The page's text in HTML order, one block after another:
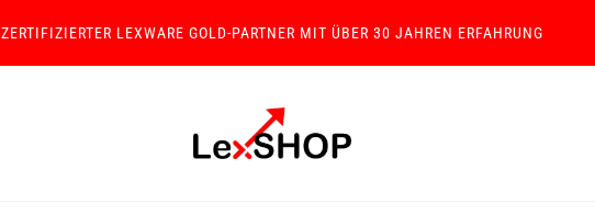
ZERTIFIZIERTER LEXWARE GOLD-PARTNER MIT ÜBER 30 JAHREN ERFAHRUNG